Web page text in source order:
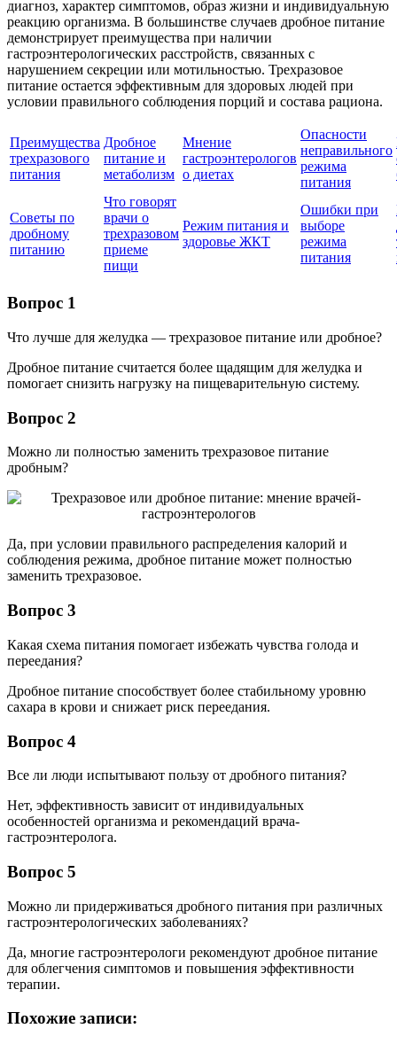
диагноз, характер симптомов, образ жизни и индивидуальную
реакцию организма. В большинстве случаев дробное питание
демонстрирует преимущества при наличии
гастроэнтерологических расстройств, связанных с
нарушением секреции или мотильностью. Трехразовое
питание остается эффективным для здоровых людей при
условии правильного соблюдения порций и состава рациона.
Преимущества
трехразового
питания
Дробное
питание и
метаболизм
Мнение
гастроэнтерологов
о диетах
Опасности
неправильного
режима
питания
Советы по
дробному
питанию
Что говорят
врачи о
трехразовом
приеме
пищи
Режим питания и
здоровье ЖКТ
Ошибки при
выборе
режима
питания
Вопрос 1
Что лучше для желудка — трехразовое питание или дробное?
Дробное питание считается более щадящим для желудка и
помогает снизить нагрузку на пищеварительную систему.
Вопрос 2
Можно ли полностью заменить трехразовое питание
дробным?
Да, при условии правильного распределения калорий и
соблюдения режима, дробное питание может полностью
заменить трехразовое.
Вопрос 3
Какая схема питания помогает избежать чувства голода и
переедания?
Дробное питание способствует более стабильному уровню
сахара в крови и снижает риск переедания.
Вопрос 4
Все ли люди испытывают пользу от дробного питания?
Нет, эффективность зависит от индивидуальных
особенностей организма и рекомендаций врача-
гастроэнтеролога.
Вопрос 5
Можно ли придерживаться дробного питания при различных
гастроэнтерологических заболеваниях?
Да, многие гастроэнтерологи рекомендуют дробное питание
для облегчения симптомов и повышения эффективности
терапии.
Похожие записи: